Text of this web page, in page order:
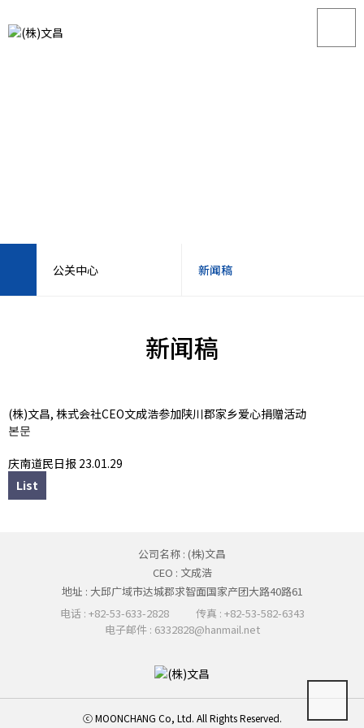
公关中心 新闻稿
客户服务中心
视频
新闻稿
(株)文昌, 株式会社CEO文成浩参加陕川郡家乡爱心捐赠活动
본문
庆南道民日报 23.01.29
List
公司名称 : (株)文昌
CEO : 文成浩
地址 : 大邱广域市达城郡求智面国家产团大路40路61
电话 : +82-53-633-2828
传真 : +82-53-582-6343
电子邮件 : 6332828@hanmail.net
ⓒ MOONCHANG Co, Ltd. All Rights Reserved.